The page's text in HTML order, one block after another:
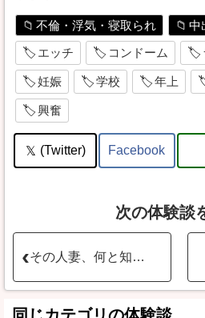
不倫・浮気・寝取られ
中
エッチ
コンドーム
妊娠 学校 年上
興奮
(Twitter) Facebook
次の体験談
その人妻、何と知り合いの奥さんだった